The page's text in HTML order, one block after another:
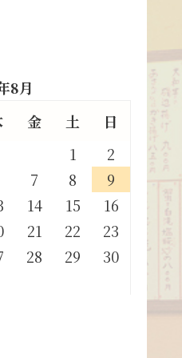
8月
金 土
日
1
2
7 8
9
14 15
16
21 22
23
28 29
30